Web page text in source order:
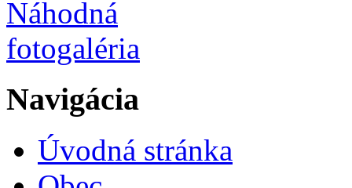
Navigácia
Úvodná stránka